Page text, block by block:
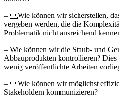
– Wie können wir sicherstellen,
vergeben werden, die die
Problematik nicht ausreichend
– Wie können wir die Staub- und
Abbauprodukten kontrollieren? Dies
wenig veröffentlichte Arbeiten
– Wie können wir möglichst
Stakeholdern kommunizieren?